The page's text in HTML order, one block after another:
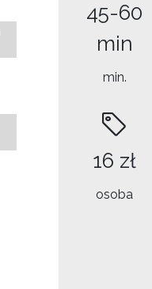
45-60
min
min.
16 zł
osoba